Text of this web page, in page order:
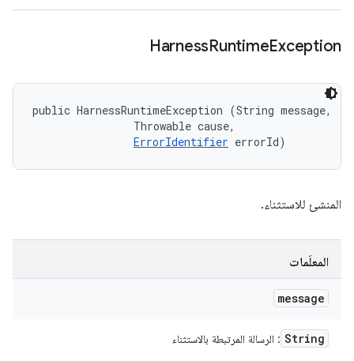
HarnessRuntimeException
public HarnessRuntimeException (String message,
                Throwable cause,
ErrorIdentifier errorId)
المنشئ للاستثناء.
المعلَمات
message
String : الرسالة المرتبطة بالاستثناء